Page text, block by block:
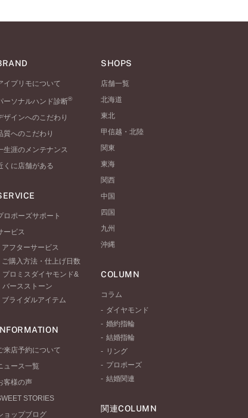
イプリモについて
ーソナルハンド診断®
ザインへのこだわり
質へのこだわり
生涯のメンテナンス
くに店舗がある
ロポーズサポート
ービス
アフターサービス
ご購入方法・仕上げ日数
プロミスダイヤモンド&
バースストーン
ブライダルアイテム
来店予約について
ュース一覧
客様の声
STORIES
ョップブログ
SHOPS
店舗一覧
北海道
東北
甲信越・北陸
関東
東海
関西
中国
四国
九州
沖縄
COLUMN
コラム
ダイヤモンド
婚約指輪
結婚指輪
リング
プロポーズ
結婚関連
関連COLUMN